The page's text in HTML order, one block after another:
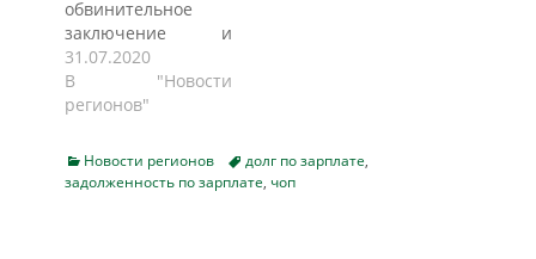
законодательства в
ООО ЧОП «Формула
Безопасности —
Котлас».
Установлено, что с
года по 09 февраля
2021…
обвинительное
заключение и
направлено в суд
уголовное дело в
отношении 56-
жителя Ж. Он
обвиняется в
31.07.2020
В "Новости
регионов"
Categories
Новости регионов Tagsдолг по зарплате,
задолженность по зарплате, чоп